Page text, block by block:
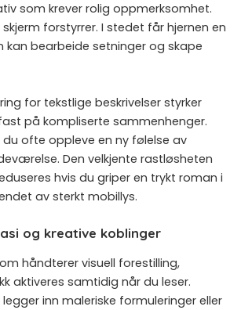
som krever rolig oppmerksomhet.
forstyrrer. I stedet får hjernen en
kan bearbeide setninger og skape
for tekstlige beskrivelser styrker
på kompliserte sammenhenger.
du ofte oppleve en ny følelse av
Den velkjente rastløsheten
hvis du griper en trykt roman i
av sterkt mobillys.
og kreative koblinger
håndterer visuell forestilling,
aktiveres samtidig når du leser.
inn maleriske formuleringer eller